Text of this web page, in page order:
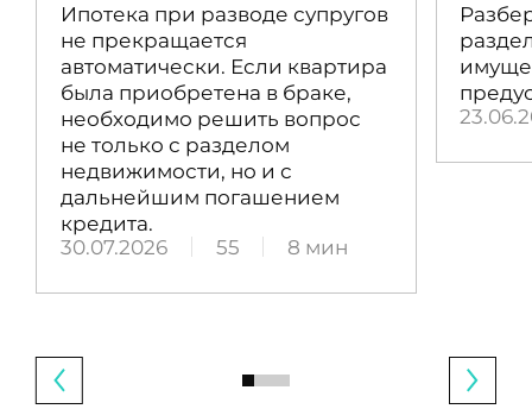
Ипотека при разводе супругов
не прекращается
автоматически. Если квартира
была приобретена в браке,
необходимо решить вопрос
не только с разделом
недвижимости, но и с
дальнейшим погашением
кредита.
30.07.2026
55 8 мин